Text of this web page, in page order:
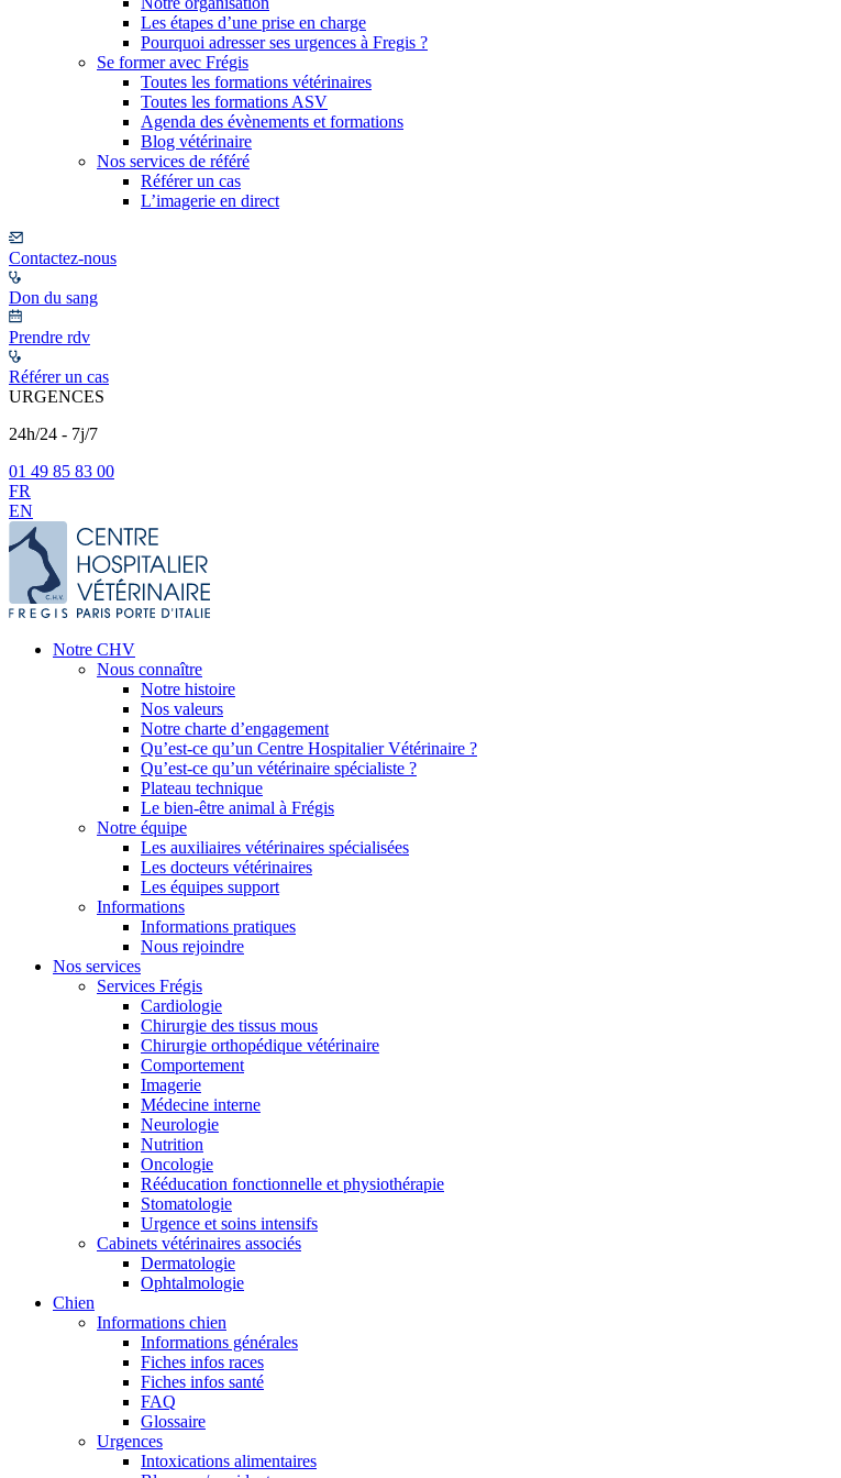
Les étapes d’une prise en charge
Pourquoi adresser ses urgences à Fregis ?
Se former avec Frégis
Toutes les formations vétérinaires
Toutes les formations ASV
Agenda des évènements et formations
Blog vétérinaire
Nos services de référé
Référer un cas
L’imagerie en direct
Contactez-nous
Don du sang
Prendre rdv
Référer un cas
URGENCES
24h/24 - 7j/7
01 49 85 83 00
FR
EN
Notre CHV
Nous connaître
Notre histoire
Nos valeurs
Notre charte d’engagement
Qu’est-ce qu’un Centre Hospitalier Vétérinaire ?
Qu’est-ce qu’un vétérinaire spécialiste ?
Plateau technique
Le bien-être animal à Frégis
Notre équipe
Les auxiliaires vétérinaires spécialisées
Les docteurs vétérinaires
Les équipes support
Informations
Informations pratiques
Nous rejoindre
Nos services
Services Frégis
Cardiologie
Chirurgie des tissus mous
Chirurgie orthopédique vétérinaire
Comportement
Imagerie
Médecine interne
Neurologie
Nutrition
Oncologie
Rééducation fonctionnelle et physiothérapie
Stomatologie
Urgence et soins intensifs
Cabinets vétérinaires associés
Dermatologie
Ophtalmologie
Chien
Informations chien
Informations générales
Fiches infos races
Fiches infos santé
FAQ
Glossaire
Urgences
Intoxications alimentaires